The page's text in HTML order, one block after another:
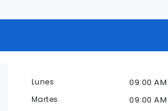
Lunes 09:00
Martes 09:00